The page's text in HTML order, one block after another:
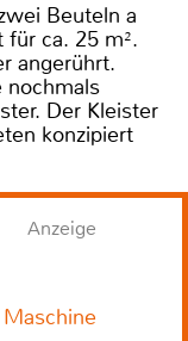
Beuteln a
ca. 25 m².
angerührt.
nochmals
Der Kleister
konzipiert
Anzeige